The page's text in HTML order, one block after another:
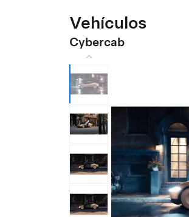
Vehículos
Cybercab